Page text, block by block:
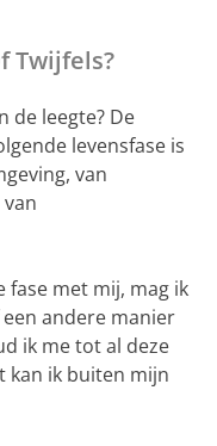
Twijfels?
de leegte? De
levensfase is
van
fase met mij, mag ik
andere manier
ik me tot al deze
kan ik buiten mijn